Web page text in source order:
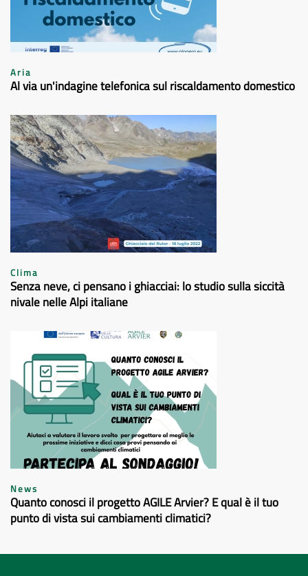
Aria
Al via un'indagine telefonica sul riscaldamento domestico
Clima
Senza neve, ci pensano i ghiacciai: lo studio sulla siccità
nivale nelle Alpi italiane
News
Quanto conosci il progetto AGILE Arvier? E qual è il tuo
punto di vista sui cambiamenti climatici?